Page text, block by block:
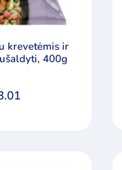
krevetėmis ir
česnakais, sušaldyti, 400g